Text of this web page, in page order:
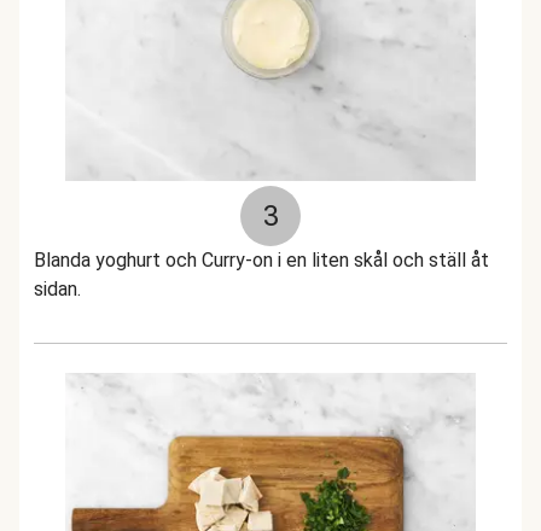
3
Blanda yoghurt och Curry-on i en liten skål och ställ åt
sidan.